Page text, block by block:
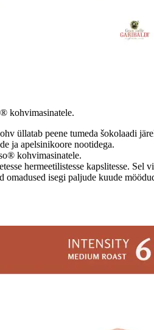
kohvimasinatele.
üllatab peene tumeda šokolaadi
ja apelsinikoore nootidega.
kohvimasinatele.
hermeetilistesse kapslitesse. Sel
isegi paljude kuude